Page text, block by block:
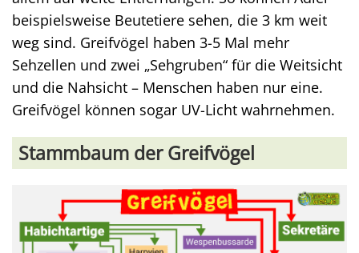
beispielsweise Beutetiere sehen, die 3 km weit
weg sind. Greifvögel haben 3-5 Mal mehr
Sehzellen und zwei „Sehgruben“ für die Weitsicht
und die Nahsicht – Menschen haben nur eine.
Greifvögel können sogar UV-Licht wahrnehmen.
Stammbaum der Greifvögel